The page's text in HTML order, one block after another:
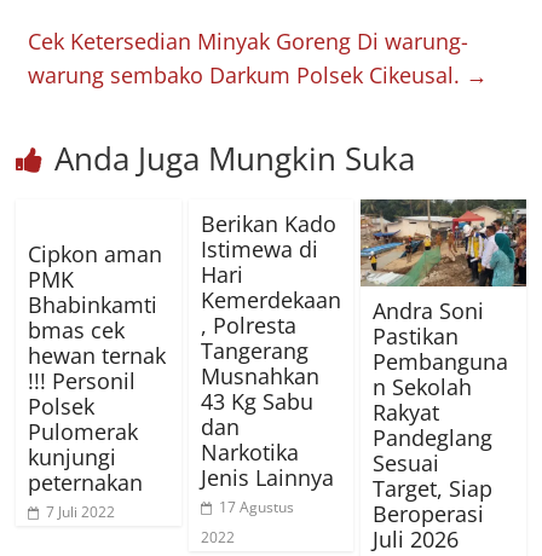
Cek Ketersedian Minyak Goreng Di warung-
warung sembako Darkum Polsek Cikeusal. →
Anda Juga Mungkin Suka
Cipkon aman
PMK
Bhabinkamti
bmas cek
hewan ternak
!!! Personil
Polsek
Pulomerak
kunjungi
peternakan
7 Juli 2022
Berikan Kado
Istimewa di
Hari
Kemerdekaan
, Polresta
Tangerang
Musnahkan
43 Kg Sabu
dan
Narkotika
Jenis Lainnya
17 Agustus
2022
Andra Soni
Pastikan
Pembanguna
n Sekolah
Rakyat
Pandeglang
Sesuai
Target, Siap
Beroperasi
Juli 2026